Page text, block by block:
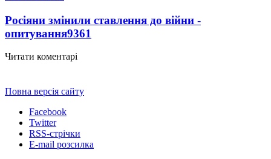
Росіяни змінили ставлення до війни -
опитування9361
Читати коментарі
Повна версія сайту
Facebook
Twitter
RSS-стрічки
E-mail розсилка